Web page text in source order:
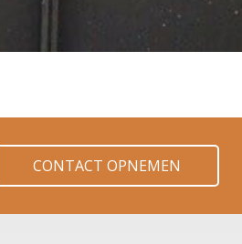
CONTACT OPNEMEN